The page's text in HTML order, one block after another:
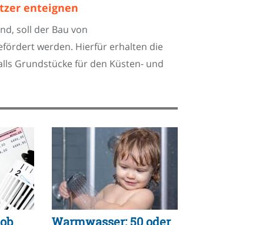
enteignen
soll der Bau von
werden. Hierfür erhalten die
Grundstücke für den Küsten- und
Warmwasser: 50 oder